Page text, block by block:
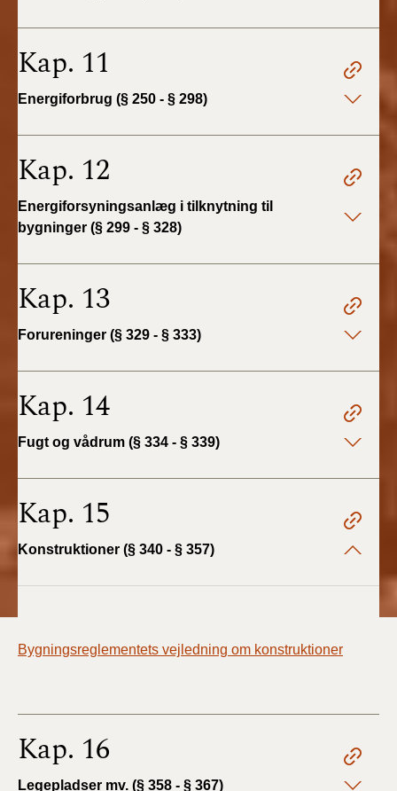
Kap. 11
Energiforbrug (§ 250 - § 298)
Kap. 12
Energiforsyningsanlæg i tilknytning til
bygninger (§ 299 - § 328)
Kap. 13
Forureninger (§ 329 - § 333)
Kap. 14
Fugt og vådrum (§ 334 - § 339)
Kap. 15
Konstruktioner (§ 340 - § 357)
Bygningsreglementets vejledning om konstruktioner
Kap. 16
Legepladser mv. (§ 358 - § 367)